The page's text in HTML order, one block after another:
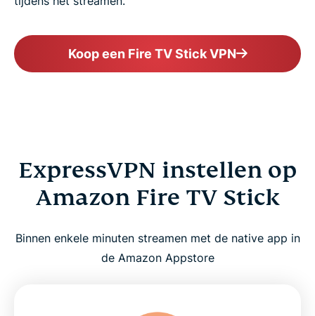
Koop een Fire TV Stick VPN
ExpressVPN instellen op
Amazon Fire TV Stick
Binnen enkele minuten streamen met de native app in
de Amazon Appstore